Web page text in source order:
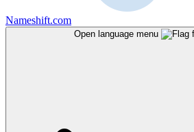
Nameshift.com
Open language menu